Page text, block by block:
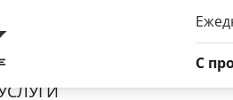
C